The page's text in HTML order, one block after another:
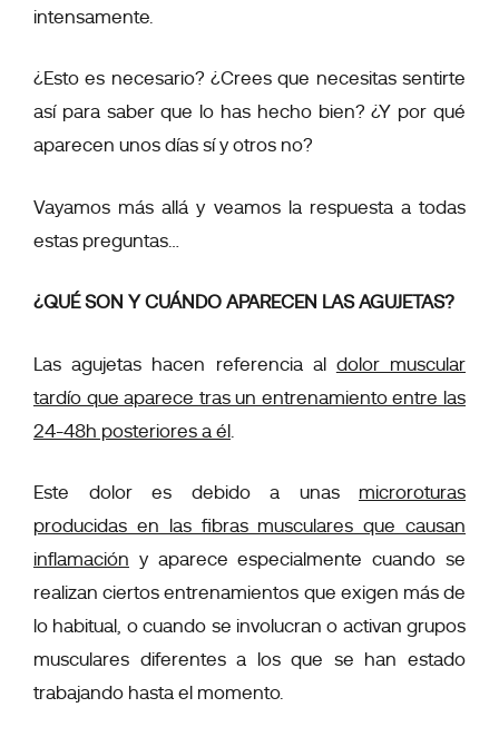
intensamente.
¿Esto es necesario? ¿Crees que necesitas sentirte
así para saber que lo has hecho bien? ¿Y por qué
aparecen unos días sí y otros no?
Vayamos más allá y veamos la respuesta a todas
estas preguntas…
¿QUÉ SON Y CUÁNDO APARECEN LAS AGUJETAS?
Las agujetas hacen referencia al dolor muscular
tardío que aparece tras un entrenamiento entre las
24-48h posteriores a él
Este dolor es debido a unas microroturas
producidas en las fibras musculares que causan
inflamación y aparece especialmente cuando se
realizan ciertos entrenamientos que exigen más de
lo habitual, o cuando se involucran o activan grupos
musculares diferentes a los que se han estado
trabajando hasta el momento.